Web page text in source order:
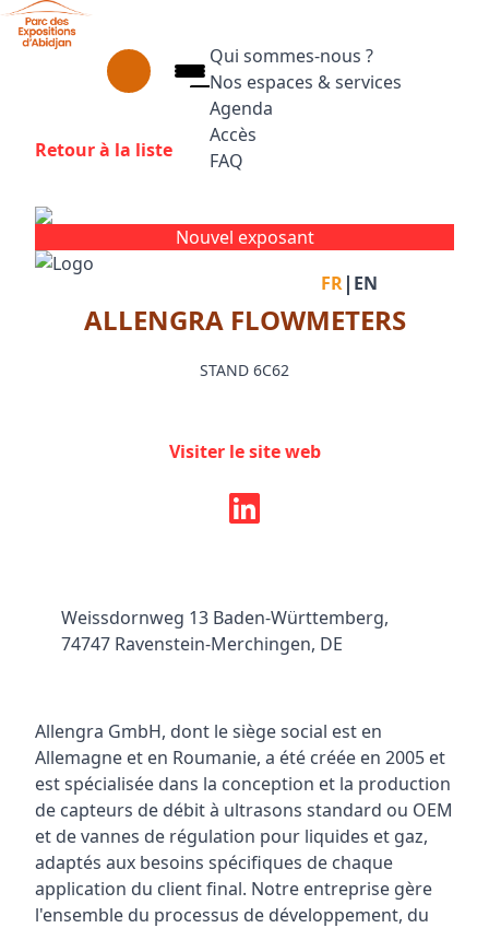
Aller au contenu principal
Qui sommes-nous ?
Nos espaces & services
Agenda
Accès
FAQ
Facebook
Instagram
Linkedin
FR| EN
Retour à la liste
Nouvel exposant
ALLENGRA FLOWMETERS
STAND 6C62
Visiter le site web
Weissdornweg 13 Baden-Württemberg,
74747 Ravenstein-Merchingen, DE
Allengra GmbH, dont le siège social est en
Allemagne et en Roumanie, a été créée en 2005 et
est spécialisée dans la conception et la production
de capteurs de débit à ultrasons standard ou OEM
et de vannes de régulation pour liquides et gaz,
adaptés aux besoins spécifiques de chaque
application du client final. Notre entreprise gère
l'ensemble du processus de développement, du
Panneau de gestion des cookies